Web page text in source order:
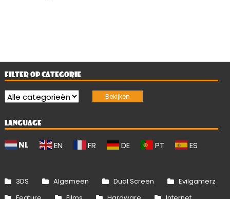
FILTER OP CATEGORIE
LANGUAGE
NL EN FR DE PT ES
3DS Algemeen Dual Screen
Evilgamerz